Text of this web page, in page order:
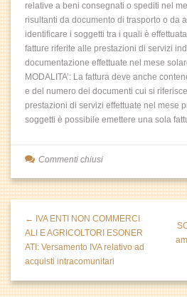
relative a beni consegnati o spediti nel
risultanti da documento di trasporto o da
identificare i soggetti tra i quali è
fatture riferite alle prestazioni di servizi
documentazione effettuate nel mese
MODALITA’: La fattura deve anche
e del numero dei documenti cui si
prestazioni di servizi effettuate nel mese
soggetti è possibile emettere una sola
Commenti chiusi
← IVA ENTI NON COMMERCI
ALI E AGRICOLTORI ESONER
ATI: Versamento IVA relativo ad
acquisti intracomunitari